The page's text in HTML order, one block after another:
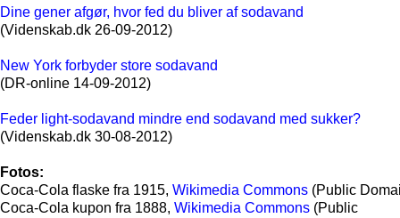
Dine gener afgør, hvor fed du bliver af sodavand
(Videnskab.dk 26-09-2012)
New York forbyder store sodavand
(DR-online 14-09-2012)
Feder light-sodavand mindre end sodavand med sukker?
(Videnskab.dk 30-08-2012)
Fotos:
Coca-Cola flaske fra 1915, Wikimedia Commons (Public
Coca-Cola kupon fra 1888, Wikimedia Commons (Public